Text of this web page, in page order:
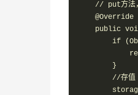
// put方法，
@Override
public void
if
}
//存值